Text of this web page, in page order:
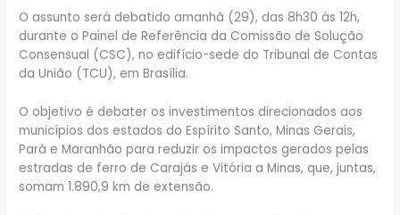
O assunto será debatido amanhã (29), das 8h30 às 12h,
durante o Painel de Referência da Comissão de Solução
Consensual (CSC), no edifício-sede do Tribunal de Contas
da União (TCU), em Brasília.
O objetivo é debater os investimentos direcionados aos
municípios dos estados do Espírito Santo, Minas Gerais,
Pará e Maranhão para reduzir os impactos gerados pelas
estradas de ferro de Carajás e Vitória a Minas, que, juntas,
somam 1.890,9 km de extensão.